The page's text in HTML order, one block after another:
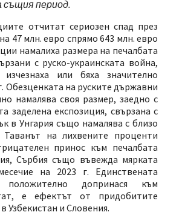
същия период.
отчитат сериозен спад през
47 млн. евро спрямо 643 млн. евро
намалиха размера на печалбата
с руско-украинската война,
или бяха значително
Обезценката на руските държавни
намалява своя размер, заедно с
заделена експозиция, свързана с
в Унгария също намалява с близо
на лихвените проценти
принос към печалбата
Сърбия също въвежда мярката
на 2023 г. Единствената
положително допринася към
е ефектът от придобитите
Узбекистан и Словения.